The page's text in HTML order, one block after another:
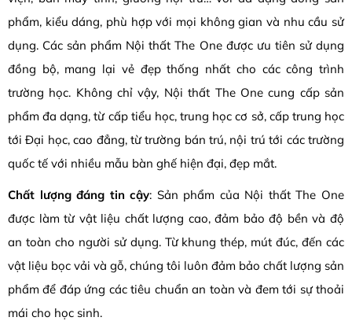
phẩm, kiểu dáng, phù hợp với mọi không gian và nhu cầu sử
dụng. Các sản phẩm Nội thất The One được ưu tiên sử dụng
đồng bộ, mang lại vẻ đẹp thống nhất cho các công trình
trường học. Không chỉ vậy, Nội thất The One cung cấp sản
phẩm đa dạng, từ cấp tiểu học, trung học cơ sở, cấp trung học
tới Đại học, cao đẳng, từ trường bán trú, nội trú tới các trường
quốc tế với nhiều mẫu bàn ghế hiện đại, đẹp mắt.
Chất lượng đáng tin cậy: Sản phẩm của Nội thất The One
được làm từ vật liệu chất lượng cao, đảm bảo độ bền và độ
an toàn cho người sử dụng. Từ khung thép, mút đúc, đến các
vật liệu bọc vải và gỗ, chúng tôi luôn đảm bảo chất lượng sản
phẩm để đáp ứng các tiêu chuẩn an toàn và đem tới sự thoải
mái cho học sinh.